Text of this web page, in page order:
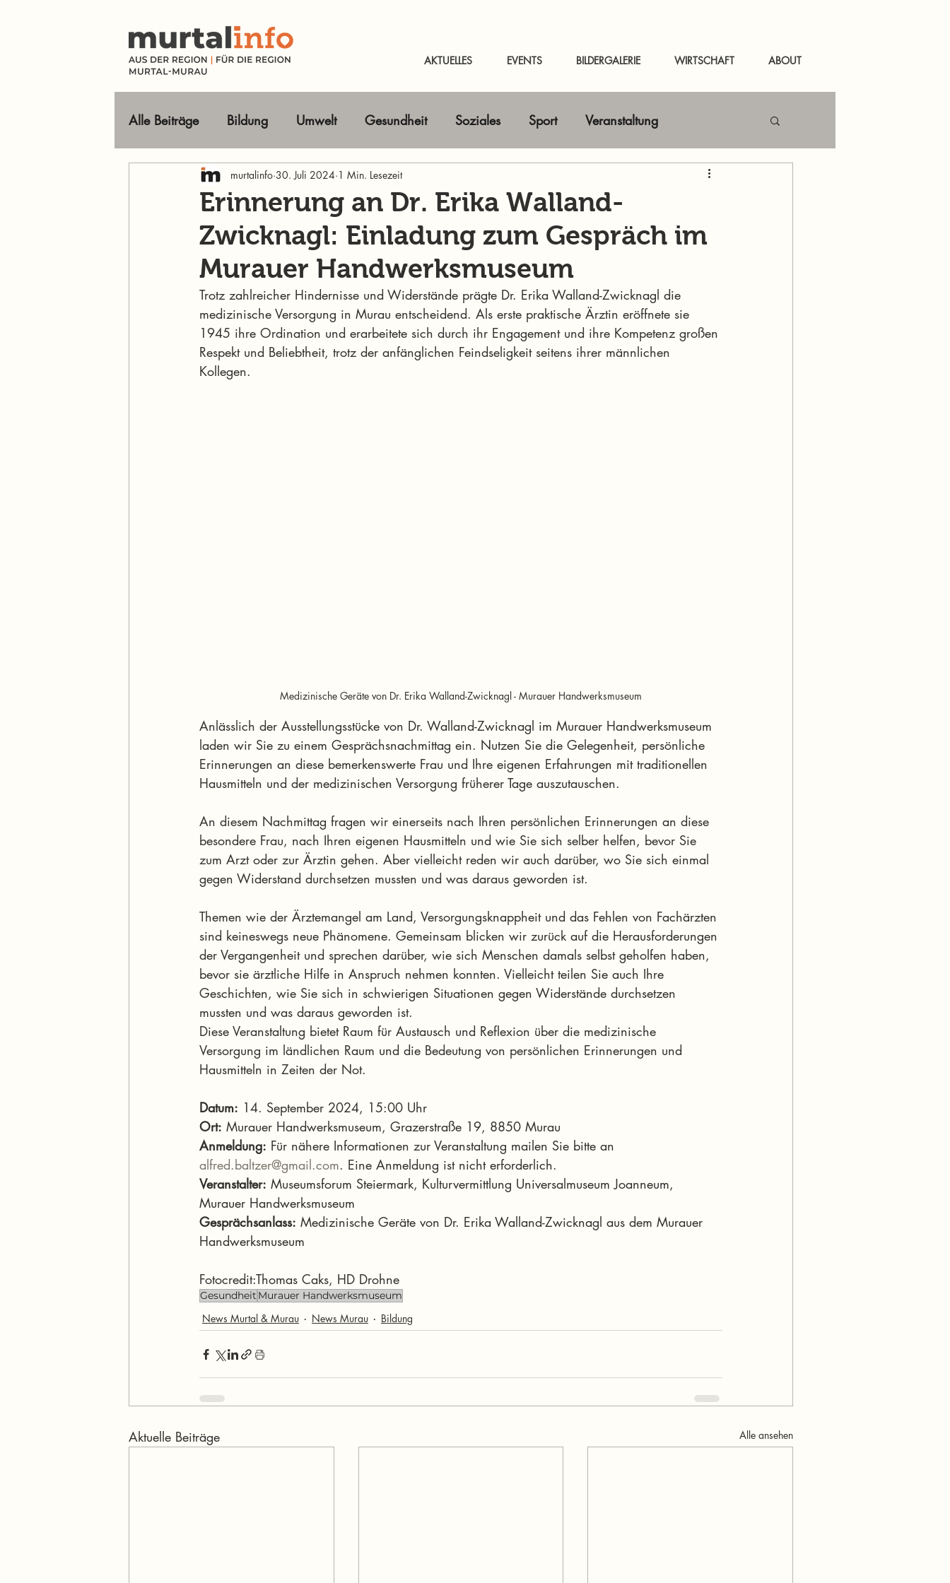
AKTUELLES EVENTS BILDERGALERIE WIRTSCHAFT ABOUT
Alle Beiträge Bildung Umwelt Gesundheit Soziales Sport Veranstaltung
Tourismus Ausflugsziele Horizont erweitern
Wirtschaft Freizeit Online-Magazin News Murtal & Murau News Murtal News Murau
Im Fokus
Erinnerung an Dr. Erika Walland-
Zwicknagl: Einladung zum Gespräch im
Murauer Handwerksmuseum
murtalinfo 30. Juli 2024 1 Min. Lesezeit
Trotz zahlreicher Hindernisse und Widerstände prägte Dr. Erika Walland-Zwicknagl die
medizinische Versorgung in Murau entscheidend. Als erste praktische Ärztin eröffnete sie
1945 ihre Ordination und erarbeitete sich durch ihr Engagement und ihre Kompetenz großen
Respekt und Beliebtheit, trotz der anfänglichen Feindseligkeit seitens ihrer männlichen
Kollegen.
Medizinische Geräte von Dr. Erika Walland-Zwicknagl - Murauer Handwerksmuseum
Anlässlich der Ausstellungsstücke von Dr. Walland-Zwicknagl im Murauer Handwerksmuseum
laden wir Sie zu einem Gesprächsnachmittag ein. Nutzen Sie die Gelegenheit, persönliche
Erinnerungen an diese bemerkenswerte Frau und Ihre eigenen Erfahrungen mit traditionellen
Hausmitteln und der medizinischen Versorgung früherer Tage auszutauschen.
An diesem Nachmittag fragen wir einerseits nach Ihren persönlichen Erinnerungen an diese
besondere Frau, nach Ihren eigenen Hausmitteln und wie Sie sich selber helfen, bevor Sie
zum Arzt oder zur Ärztin gehen. Aber vielleicht reden wir auch darüber, wo Sie sich einmal
gegen Widerstand durchsetzen mussten und was daraus geworden ist.
Themen wie der Ärztemangel am Land, Versorgungsknappheit und das Fehlen von Fachärzten
sind keineswegs neue Phänomene. Gemeinsam blicken wir zurück auf die Herausforderungen
der Vergangenheit und sprechen darüber, wie sich Menschen damals selbst geholfen haben,
bevor sie ärztliche Hilfe in Anspruch nehmen konnten. Vielleicht teilen Sie auch Ihre
Geschichten, wie Sie sich in schwierigen Situationen gegen Widerstände durchsetzen
mussten und was daraus geworden ist.
Diese Veranstaltung bietet Raum für Austausch und Reflexion über die medizinische
Versorgung im ländlichen Raum und die Bedeutung von persönlichen Erinnerungen und
Hausmitteln in Zeiten der Not.
Datum: 14. September 2024, 15:00 Uhr
Ort: Murauer Handwerksmuseum, Grazerstraße 19, 8850 Murau
Anmeldung: Für nähere Informationen zur Veranstaltung mailen Sie bitte an
alfred.baltzer@gmail.com. Eine Anmeldung ist nicht erforderlich.
Veranstalter: Museumsforum Steiermark, Kulturvermittlung Universalmuseum Joanneum,
Murauer Handwerksmuseum
Gesprächsanlass: Medizinische Geräte von Dr. Erika Walland-Zwicknagl aus dem Murauer
Handwerksmuseum
Fotocredit:Thomas Caks, HD Drohne
Gesundheit Murauer Handwerksmuseum
News Murtal & Murau News Murau Bildung
Aktuelle Beiträge Alle ansehen